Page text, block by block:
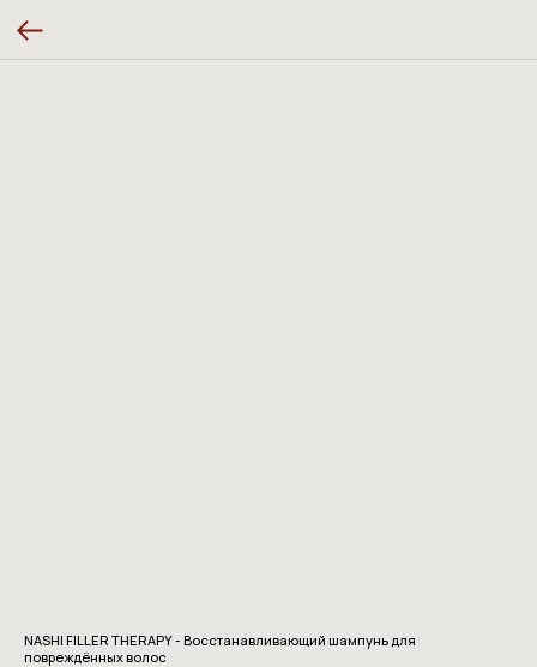
NASHI FILLER THERAPY - Восстанавливающий шампунь для
повреждённых волос